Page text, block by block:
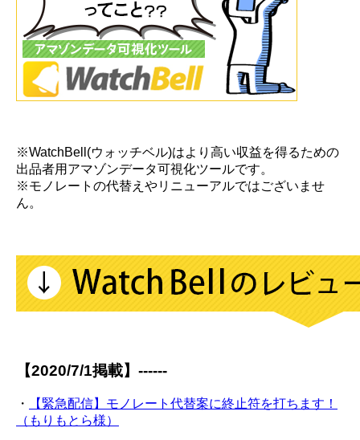
※WatchBell(ウォッチベル)はより高い収益を得るための
出品者用アマゾンデータ可視化ツールです。
※モノレートの代替えやリニューアルではございませ
ん。
【2020/7/1掲載】------
・
【緊急配信】モノレート代替案に終止符を打ちます！
（もりもとら様）